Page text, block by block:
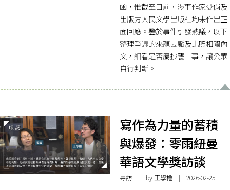
函，惟截至目前，涉事作家殳俏及
出版方人民文學出版社均未作出正
面回應。鑒於事件引發熱議，以下
整理爭議的來龍去脈及比照相關內
文，細看是否屬抄襲一事，讓公眾
自行判斷。
寫作為力量的蓄積
與爆發：零雨紐曼
華語文學獎訪談
專訪| by 王學權 | 2026-02-25